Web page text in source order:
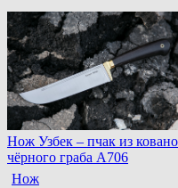
Нож Узбек – пчак из
чёрного граба A706
Нож